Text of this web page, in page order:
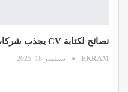
نصائح لكتابة CV يجذب شركات التوظيف العالمية
EKRAM سبتمبر 18, 2025